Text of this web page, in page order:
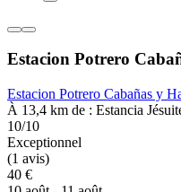
Estacion Potrero
Estacion Potrero Cabañas y
À 13,4 km de : Estancia
10/10
Exceptionnel
(1 avis)
40 €